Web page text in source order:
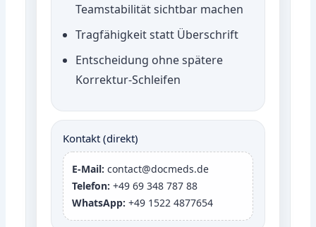
Teamstabilität sichtbar machen
Tragfähigkeit statt Überschrift
Entscheidung ohne spätere
Korrektur-Schleifen
Kontakt (direkt)
E-Mail: contact@docmeds.de
Telefon: +49 69 348 787 88
WhatsApp: +49 1522 4877654